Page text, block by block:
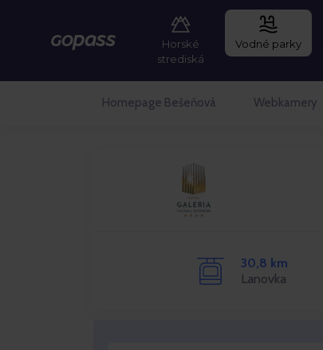
Gopass
Horské
strediská
Vodné parky
Homepage Bešeňová Webkamery
30,8 km
Lanovka